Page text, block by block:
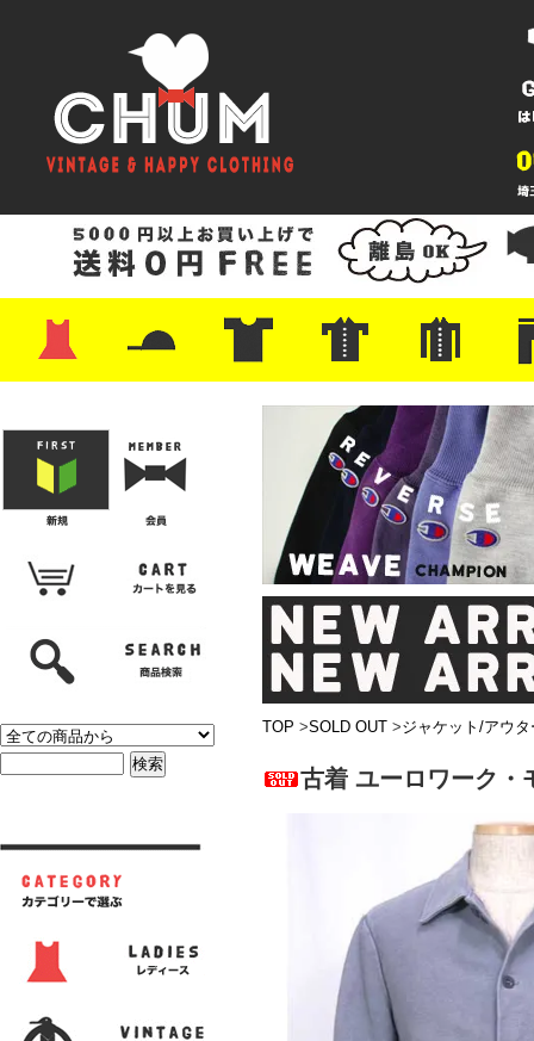
・レザーシューズ/スニーカー
・プリントTシャツ
・バンド/ツアー
・キャラクター
・Nike/adidas/スポーツ
・チャンピオン
・サーフ/スケート
・ボーダー/総柄/無地
・フットボール/リンガー
・タンクトップ/NBA・ポロシャツ
・半袖シャツ
・アロハ/サーフ/ボーリング
・ラルフ/ブランド
・無地/チェック/ストラ
・ワーク/ミリタリー/ウ
・ネル/ウール ・ショ
・アウ
・ジー
・
・ミリ
・コー
・コッ
・オー
・ジャ
ン
TOP >SOLD OUT >ジャケット/アウタ
古着 ユーロワーク・